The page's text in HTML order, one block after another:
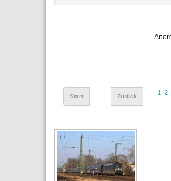
Start Zurück
1 2